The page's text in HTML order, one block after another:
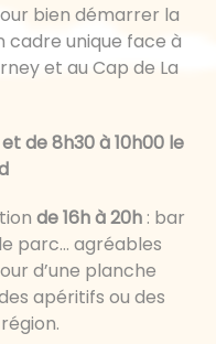
bien démarrer la
cadre unique face à
et au Cap de La
de 8h30 à 10h00 le
de 16h à 20h : bar
parc… agréables
d’une planche
apéritifs ou des